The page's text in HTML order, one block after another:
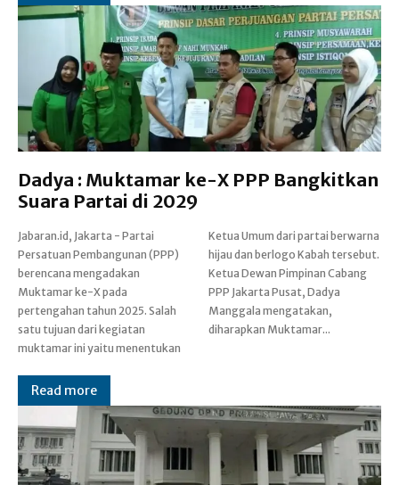
Dadya : Muktamar ke-X PPP Bangkitkan
Suara Partai di 2029
Jabaran.id, Jakarta - Partai
Persatuan Pembangunan (PPP)
berencana mengadakan
Muktamar ke-X pada
pertengahan tahun 2025. Salah
satu tujuan dari kegiatan
muktamar ini yaitu menentukan
Ketua Umum dari partai berwarna
hijau dan berlogo Kabah tersebut.
Ketua Dewan Pimpinan Cabang
PPP Jakarta Pusat, Dadya
Manggala mengatakan,
diharapkan Muktamar...
Read more